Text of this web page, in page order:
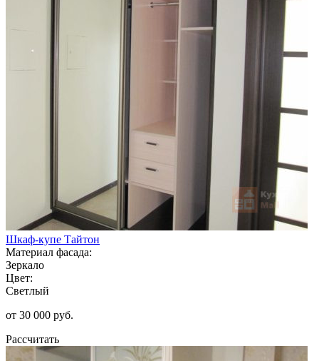
Шкаф-купе Тайтон
Материал фасада:
Зеркало
Цвет:
Светлый
от 30 000 руб.
Рассчитать